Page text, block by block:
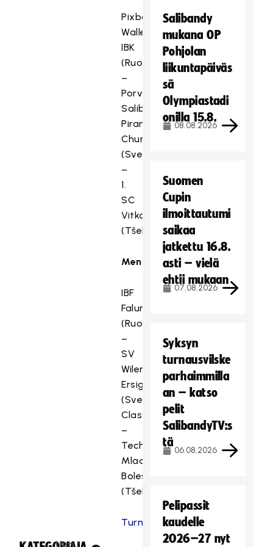
Pixbo
Wallenstam
IBK
(Ruotsi)
–
Porvoon
Salibandyseura
Piranha
Chur
(Sveitsi)
–
1.
SC
Vitkovice
(Tšekki)
Men
IBF
Falun
(Ruotsi)
–
SV
Wiler-
Ersigen
(Sveitsi)
Classic
–
Technology
Mlada
Boleslav
(Tšekki)
Turnaussivuille
Uuti
Salibandy
mukana OP
Pohjolan
liikuntapäiväs
sä
Olympiastadi
onilla 15.8.
08.08.2026
Suomen
Cupin
ilmoittautumi
saikaa
jatkettu 16.8.
asti – vielä
ehtii mukaan
07.08.2026
Syksyn
turnausvilske
parhaimmilla
an – katso
pelit
SalibandyTV:s
tä
06.08.2026
Pelipassit
kaudelle
2026–27 nyt